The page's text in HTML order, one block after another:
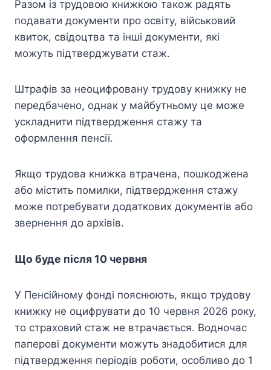
Разом із трудовою книжкою також радять
подавати документи про освіту, військовий
квиток, свідоцтва та інші документи, які
можуть підтверджувати стаж.
Штрафів за неоцифровану трудову книжку не
передбачено, однак у майбутньому це може
ускладнити підтвердження стажу та
оформлення пенсії.
Якщо трудова книжка втрачена, пошкоджена
або містить помилки, підтвердження стажу
може потребувати додаткових документів або
звернення до архівів.
Що буде після 10 червня
У Пенсійному фонді пояснюють, якщо трудову
книжку не оцифрувати до 10 червня 2026 року,
то страховий стаж не втрачається. Водночас
паперові документи можуть знадобитися для
підтвердження періодів роботи, особливо до 1